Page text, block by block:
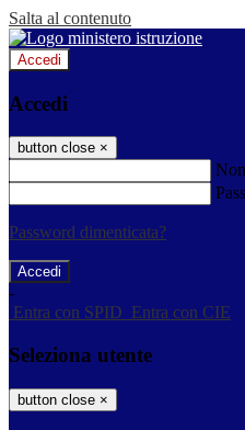
Salta al contenuto
Accedi
Accedi
button close ×
Password dimenticata?
-
Entra con SPID Entra con CIE
Seleziona utente
button close ×